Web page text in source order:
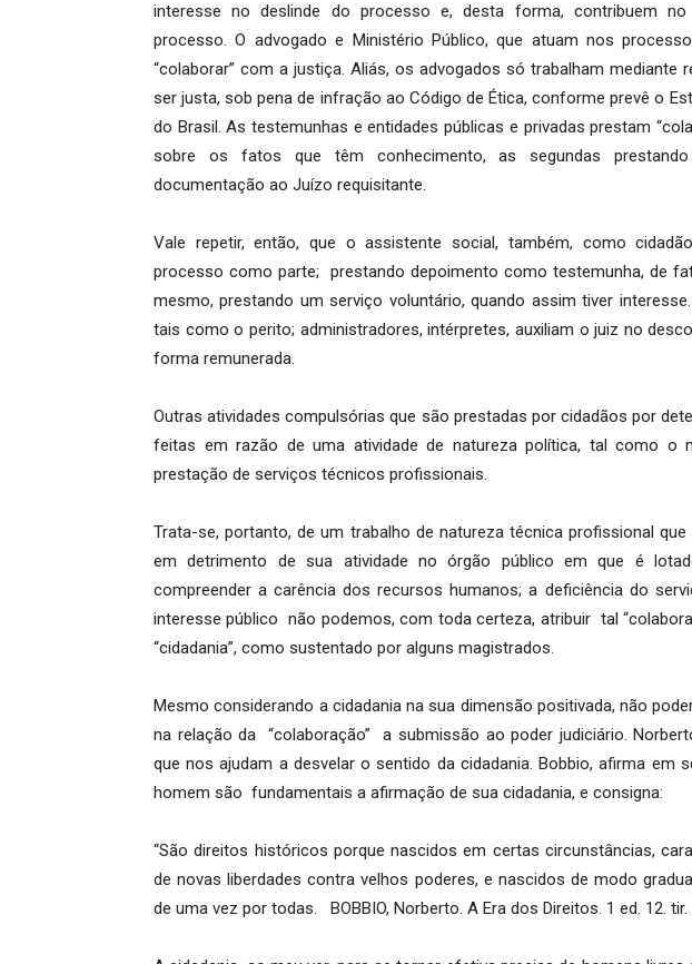
interesse no deslinde do processo e, desta forma, contribuem
processo. O advogado e Ministério Público, que atuam nos
“colaborar” com a justiça. Aliás, os advogados só trabalham mediante
ser justa, sob pena de infração ao Código de Ética, conforme prevê o
do Brasil. As testemunhas e entidades públicas e privadas prestam
sobre os fatos que têm conhecimento, as segundas
documentação ao Juízo requisitante.
Vale repetir, então, que o assistente social, também, como
processo como parte; prestando depoimento como testemunha, de
mesmo, prestando um serviço voluntário, quando assim tiver
tais como o perito; administradores, intérpretes, auxiliam o juiz no
forma remunerada.
Outras atividades compulsórias que são prestadas por cidadãos por
feitas em razão de uma atividade de natureza política, tal como o
prestação de serviços técnicos profissionais.
Trata-se, portanto, de um trabalho de natureza técnica profissional
em detrimento de sua atividade no órgão público em que é
compreender a carência dos recursos humanos; a deficiência do
interesse público não podemos, com toda certeza, atribuir tal
“cidadania”, como sustentado por alguns magistrados.
Mesmo considerando a cidadania na sua dimensão positivada, não
na relação da “colaboração” a submissão ao poder judiciário.
que nos ajudam a desvelar o sentido da cidadania. Bobbio, afirma em
homem são fundamentais a afirmação de sua cidadania, e consigna:
“São direitos históricos porque nascidos em certas circunstâncias,
de novas liberdades contra velhos poderes, e nascidos de modo
de uma vez por todas. BOBBIO, Norberto. A Era dos Direitos. 1 ed. 12.